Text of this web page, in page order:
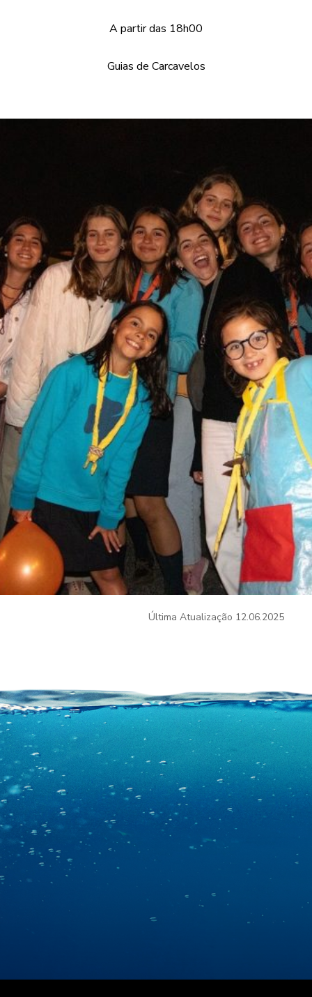
A partir das 18h00
Guias de Carcavelos
Última Atualização 12.06.2025